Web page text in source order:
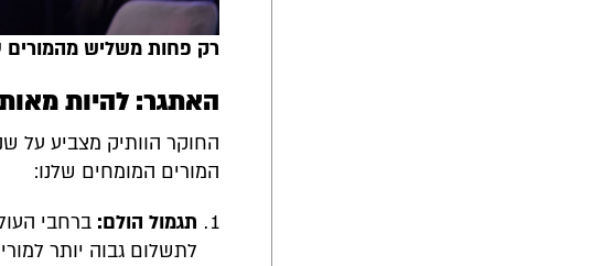
רק פחות משליש מהמורים
האתגר: להיות
החוקר הוותיק מצביע על
המורים המומחים שלנו:
תגמול הולם: ברחבי
לתשלום גבוה יותר